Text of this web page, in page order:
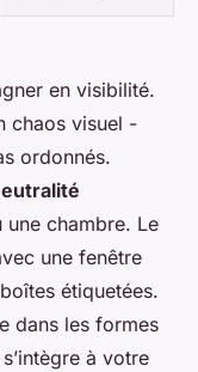
en visibilité.
chaos visuel -
ordonnés.
une chambre. Le
une fenêtre
étiquetées.
dans les formes
à votre